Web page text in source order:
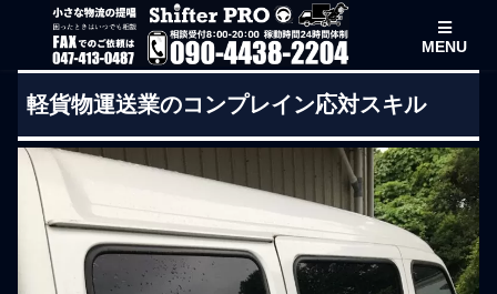
MENU
軽貨物運送業のコンプレイン応対スキル